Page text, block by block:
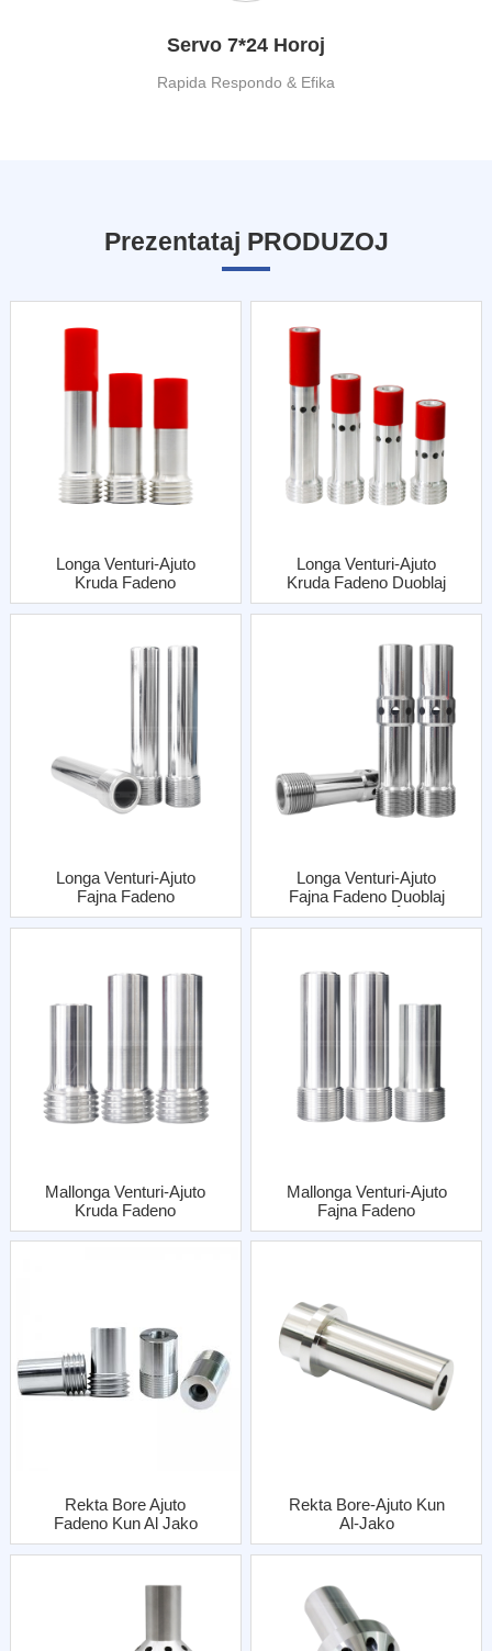
Servo 7*24 Horoj
Rapida Respondo & Efika
Prezentataj PRODUZOJ
Longa Venturi-Ajuto
Kruda Fadeno
Ununura Enirejo Kun
Al Jako
Longa Venturi-Ajuto
Kruda Fadeno Duoblaj
Enirejoj Kun Al Jako
Longa Venturi-Ajuto
Fajna Fadeno
Ununura Enirejo Kun
Ŝtala Jako
Longa Venturi-Ajuto
Fajna Fadeno Duoblaj
Enirejoj Kun Ŝtala
Jako
Mallonga Venturi-Ajuto
Kruda Fadeno
Ununura Enirejo Kun
Al Jako
Mallonga Venturi-Ajuto
Fajna Fadeno
Ununura Enirejo Kun
Al Jako
Rekta Bore Ajuto
Fadeno Kun Al Jako
Rekta Bore-Ajuto Kun
Al-Jako